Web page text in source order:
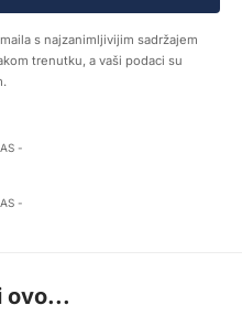
s najzanimljivijim sadržajem
trenutku, a vaši podaci su
-
-
ovo...